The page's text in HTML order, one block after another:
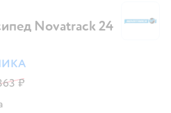
Novatrack 24
₽